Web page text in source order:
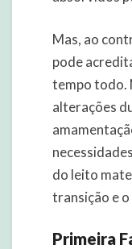
Mas, ao
pode
tempo todo.
alterações
do leito
transição e
Primeira